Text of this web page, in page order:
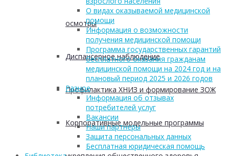
осмотры
Диспансерное наблюдение
Профилактика ХНИЗ и формирование ЗОЖ
Корпоративные модельные программы
О видах оказываемой медицинской
помощи
Информация о возможности
получения медицинской помощи
Программа государственных гарантий
бесплатного оказания гражданам
медицинской помощи на 2024 год и на
плановый период 2025 и 2026 годов
Разное
Информация об отзывах
потребителей услуг
Вакансии
Наши партнеры
Защита персональных данных
Бесплатная юридическая помощь